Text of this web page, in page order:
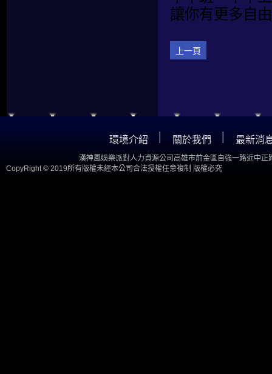
讓你有更多自
上一頁
環境介紹 關於我們 最新消
漢神風娛樂派對人力資源公司高雄市前金區自強一路近中正
CopyRight © 2019所有版權未經本公司合法授權任意複制 版權必究